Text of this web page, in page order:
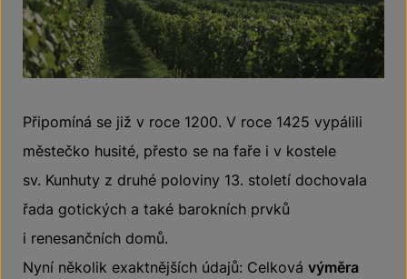
Připomíná se již v roce 1200. V roce 1425 vypálili
městečko husité, přesto se na faře i v kostele
sv. Kunhuty z druhé poloviny 13. století dochovala
řada gotických a také barokních prvků
i renesančních domů.
Nyní několik exaktnějších údajů: Celková výměra